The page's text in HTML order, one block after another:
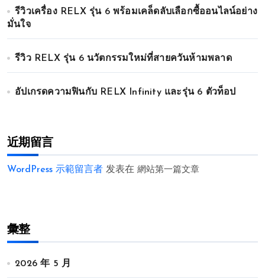
รีวิวเครื่อง RELX รุ่น 6 พร้อมเคล็ดลับเลือกซื้ออนไลน์อย่าง
มั่นใจ
รีวิว RELX รุ่น 6 นวัตกรรมใหม่ที่สายควันห้ามพลาด
อัปเกรดความฟินกับ RELX Infinity และรุ่น 6 ตัวท็อป
近期留言
WordPress 示範留言者 发表在 網站第一篇文章
彙整
2026 年 5 月